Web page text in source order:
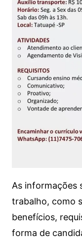
As informações
trabalho, como
benefícios,
forma de